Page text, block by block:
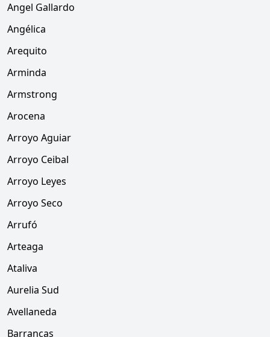
Angel Gallardo
Angélica
Arequito
Arminda
Armstrong
Arocena
Arroyo Aguiar
Arroyo Ceibal
Arroyo Leyes
Arroyo Seco
Arrufó
Arteaga
Ataliva
Aurelia Sud
Avellaneda
Barrancas